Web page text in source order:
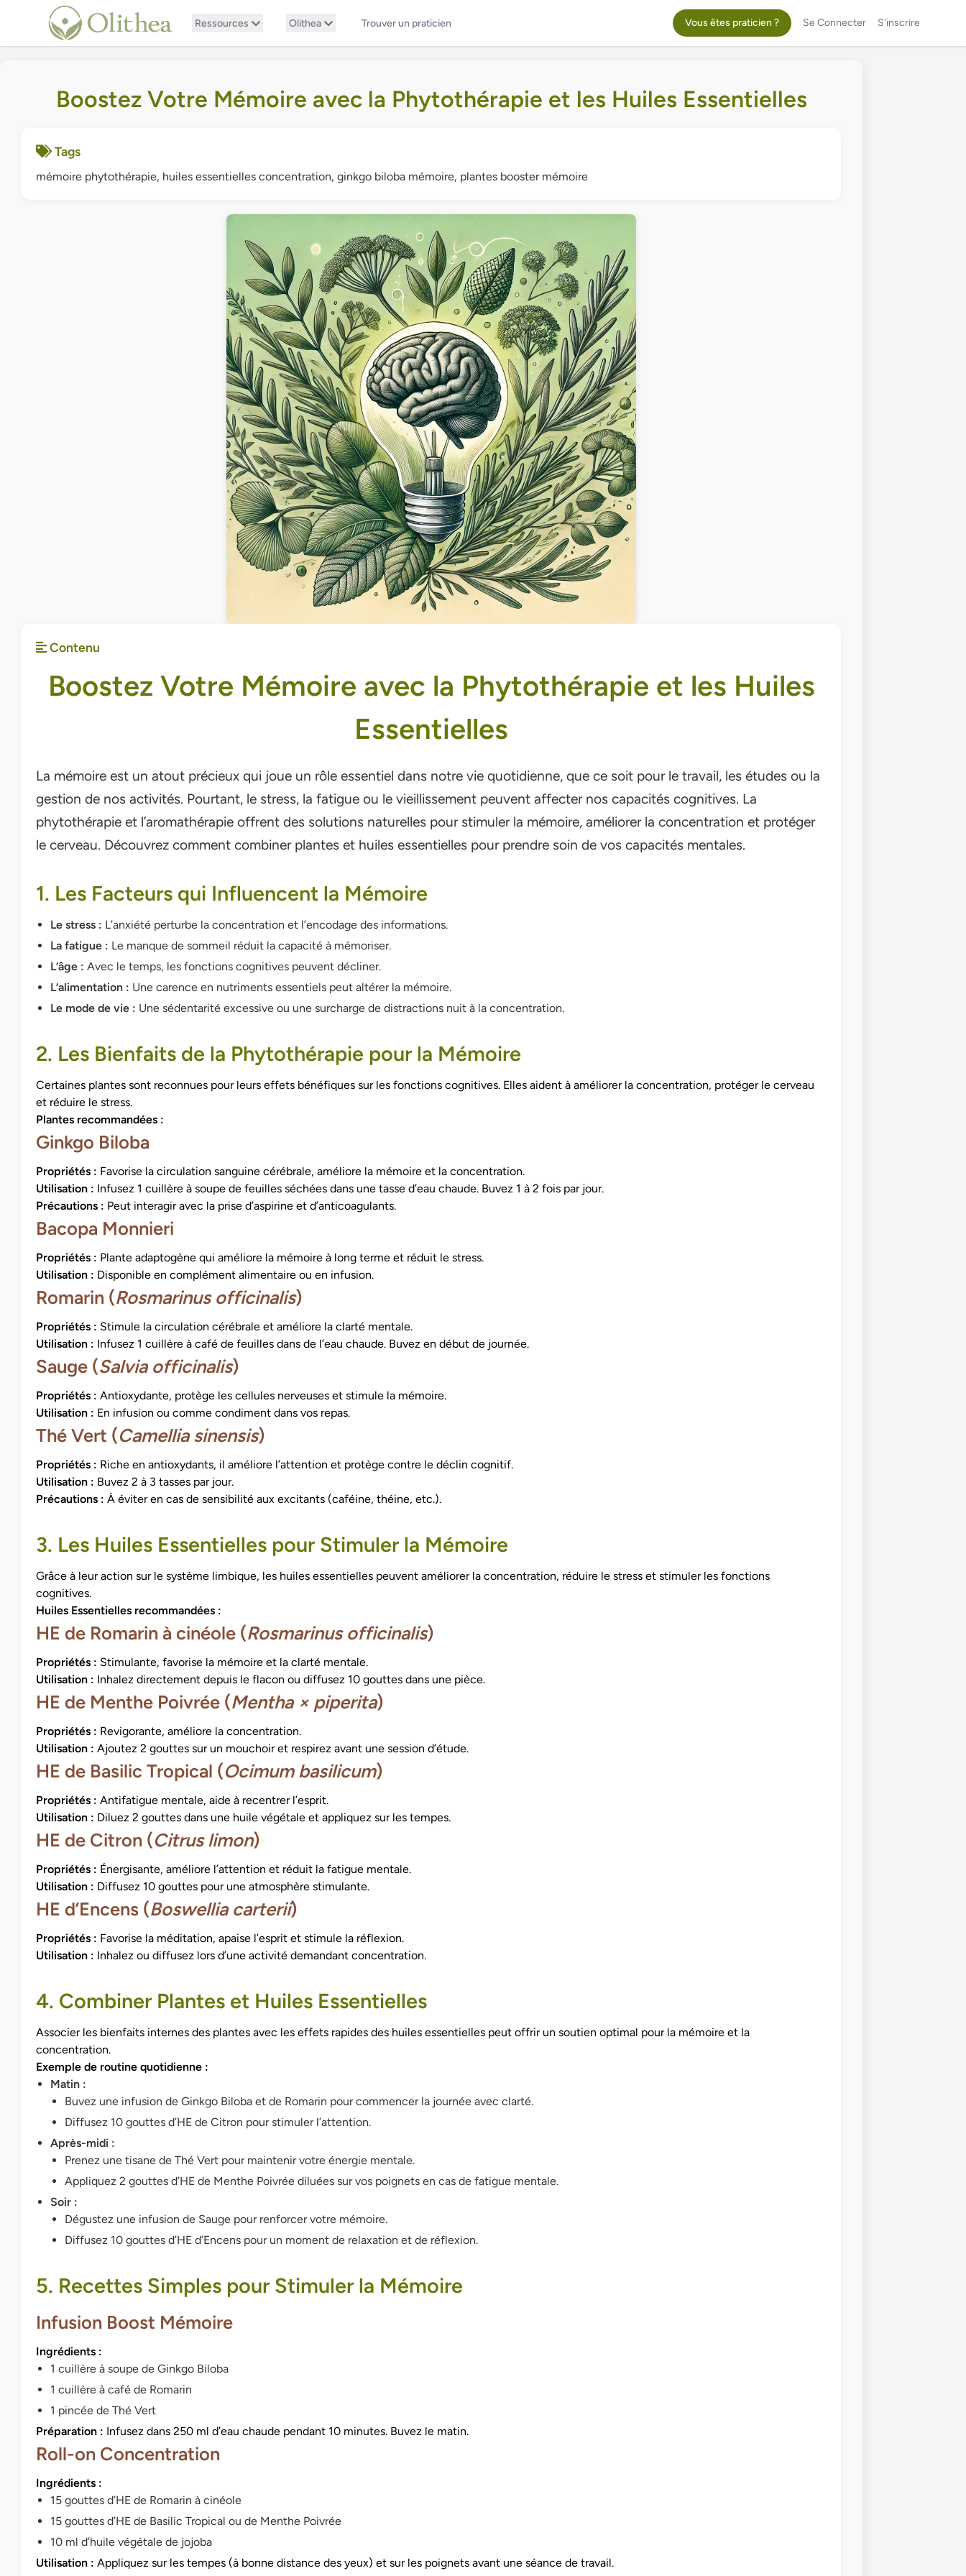
Ressources Olithea Trouver un praticien Vous êtes praticien ? Se Connecter S'inscrire
Boostez Votre Mémoire avec la Phytothérapie et les Huiles Essentielles
Tags
mémoire phytothérapie, huiles essentielles concentration, ginkgo biloba mémoire, plantes booster mémoire
Contenu
Boostez Votre Mémoire avec la Phytothérapie et les Huiles
Essentielles
La mémoire est un atout précieux qui joue un rôle essentiel dans notre vie quotidienne, que ce soit pour le travail, les études ou la
gestion de nos activités. Pourtant, le stress, la fatigue ou le vieillissement peuvent affecter nos capacités cognitives. La
phytothérapie et l’aromathérapie offrent des solutions naturelles pour stimuler la mémoire, améliorer la concentration et protéger
le cerveau. Découvrez comment combiner plantes et huiles essentielles pour prendre soin de vos capacités mentales.
1. Les Facteurs qui Influencent la Mémoire
Le stress : L’anxiété perturbe la concentration et l’encodage des informations.
La fatigue : Le manque de sommeil réduit la capacité à mémoriser.
L’âge : Avec le temps, les fonctions cognitives peuvent décliner.
L’alimentation : Une carence en nutriments essentiels peut altérer la mémoire.
Le mode de vie : Une sédentarité excessive ou une surcharge de distractions nuit à la concentration.
2. Les Bienfaits de la Phytothérapie pour la Mémoire
Certaines plantes sont reconnues pour leurs effets bénéfiques sur les fonctions cognitives. Elles aident à améliorer la concentration, protéger le cerveau
et réduire le stress.
Plantes recommandées :
Ginkgo Biloba
Propriétés : Favorise la circulation sanguine cérébrale, améliore la mémoire et la concentration.
Utilisation : Infusez 1 cuillère à soupe de feuilles séchées dans une tasse d’eau chaude. Buvez 1 à 2 fois par jour.
Précautions : Peut interagir avec la prise d’aspirine et d’anticoagulants.
Bacopa Monnieri
Propriétés : Plante adaptogène qui améliore la mémoire à long terme et réduit le stress.
Utilisation : Disponible en complément alimentaire ou en infusion.
Romarin (Rosmarinus officinalis)
Propriétés : Stimule la circulation cérébrale et améliore la clarté mentale.
Utilisation : Infusez 1 cuillère à café de feuilles dans de l’eau chaude. Buvez en début de journée.
Sauge (Salvia officinalis)
Propriétés : Antioxydante, protège les cellules nerveuses et stimule la mémoire.
Utilisation : En infusion ou comme condiment dans vos repas.
Thé Vert (Camellia sinensis)
Propriétés : Riche en antioxydants, il améliore l’attention et protège contre le déclin cognitif.
Utilisation : Buvez 2 à 3 tasses par jour.
Précautions : À éviter en cas de sensibilité aux excitants (caféine, théine, etc.).
3. Les Huiles Essentielles pour Stimuler la Mémoire
Grâce à leur action sur le système limbique, les huiles essentielles peuvent améliorer la concentration, réduire le stress et stimuler les fonctions
cognitives.
Huiles Essentielles recommandées :
HE de Romarin à cinéole (Rosmarinus officinalis)
Propriétés : Stimulante, favorise la mémoire et la clarté mentale.
Utilisation : Inhalez directement depuis le flacon ou diffusez 10 gouttes dans une pièce.
HE de Menthe Poivrée (Mentha × piperita)
Propriétés : Revigorante, améliore la concentration.
Utilisation : Ajoutez 2 gouttes sur un mouchoir et respirez avant une session d’étude.
HE de Basilic Tropical (Ocimum basilicum)
Propriétés : Antifatigue mentale, aide à recentrer l’esprit.
Utilisation : Diluez 2 gouttes dans une huile végétale et appliquez sur les tempes.
HE de Citron (Citrus limon)
Propriétés : Énergisante, améliore l’attention et réduit la fatigue mentale.
Utilisation : Diffusez 10 gouttes pour une atmosphère stimulante.
HE d’Encens (Boswellia carterii)
Propriétés : Favorise la méditation, apaise l’esprit et stimule la réflexion.
Utilisation : Inhalez ou diffusez lors d’une activité demandant concentration.
4. Combiner Plantes et Huiles Essentielles
Associer les bienfaits internes des plantes avec les effets rapides des huiles essentielles peut offrir un soutien optimal pour la mémoire et la
concentration.
Exemple de routine quotidienne :
Matin :
Buvez une infusion de Ginkgo Biloba et de Romarin pour commencer la journée avec clarté.
Diffusez 10 gouttes d’HE de Citron pour stimuler l’attention.
Après-midi :
Prenez une tisane de Thé Vert pour maintenir votre énergie mentale.
Appliquez 2 gouttes d’HE de Menthe Poivrée diluées sur vos poignets en cas de fatigue mentale.
Soir :
Dégustez une infusion de Sauge pour renforcer votre mémoire.
Diffusez 10 gouttes d’HE d’Encens pour un moment de relaxation et de réflexion.
5. Recettes Simples pour Stimuler la Mémoire
Infusion Boost Mémoire
Ingrédients :
1 cuillère à soupe de Ginkgo Biloba
1 cuillère à café de Romarin
1 pincée de Thé Vert
Préparation : Infusez dans 250 ml d’eau chaude pendant 10 minutes. Buvez le matin.
Roll-on Concentration
Ingrédients :
15 gouttes d’HE de Romarin à cinéole
15 gouttes d’HE de Basilic Tropical ou de Menthe Poivrée
10 ml d’huile végétale de jojoba
Utilisation : Appliquez sur les tempes (à bonne distance des yeux) et sur les poignets avant une séance de travail.